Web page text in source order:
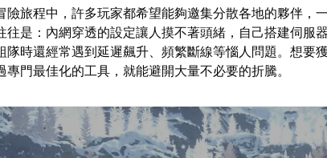
險旅程中，許多玩家都希望能夠邀集分散各地的夥伴，
往是：內網穿透的設定讓人摸不著頭緒，自己搭建伺服
隊時還經常遇到延遲飆升、頻繁斷線等惱人問題。想要
專門最佳化的工具，就能避開大量不必要的折騰。